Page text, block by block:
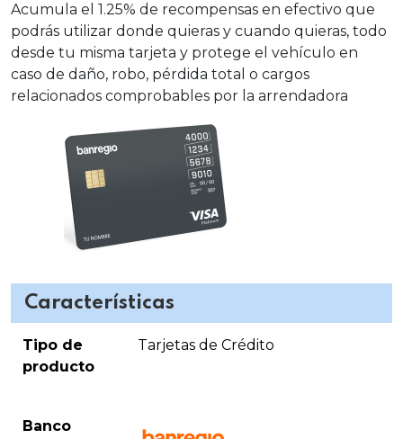
Acumula el 1.25% de recompensas en efectivo que
podrás utilizar donde quieras y cuando quieras, todo
desde tu misma tarjeta y protege el vehículo en
caso de daño, robo, pérdida total o cargos
relacionados comprobables por la arrendadora
Características
Tipo de
producto
Tarjetas de Crédito
Banco